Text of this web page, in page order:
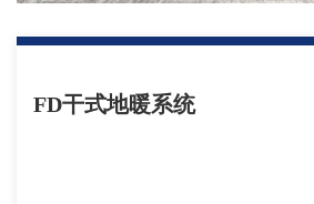
FD干式地暖系统